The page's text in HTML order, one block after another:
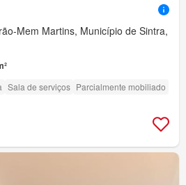
Mem Martins, Município de Sintra,
Sala de serviços Parcialmente mobiliado